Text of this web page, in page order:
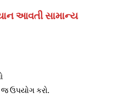
આવતી સામાન્ય
ઉપયોગ કરો.